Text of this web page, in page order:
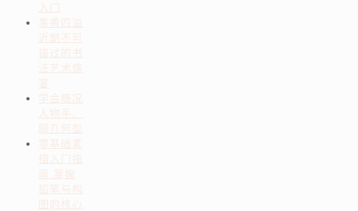
入门
墨香四溢
近期不可
错过的书
法艺术盛
宴
学会概况
人物手、
脚几何型
零基础素
描入门指
南 掌握
铅笔与构
图的核心